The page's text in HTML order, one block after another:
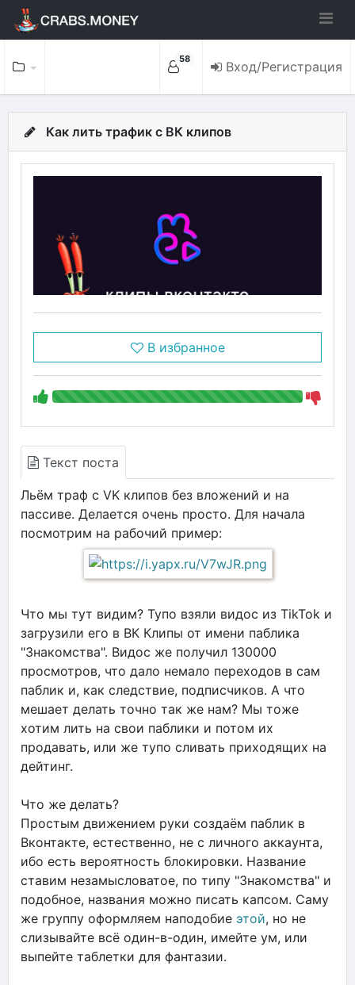
58 Вход/Регистрация
Как лить трафик с ВК клипов
В избранное
Текст поста
Льём траф с VK клипов без вложений и на
пассиве. Делается очень просто. Для начала
посмотрим на рабочий пример:
Что мы тут видим? Тупо взяли видос из TikTok и
загрузили его в ВК Клипы от имени паблика
"Знакомства". Видос же получил 130000
просмотров, что дало немало переходов в сам
паблик и, как следствие, подписчиков. А что
мешает делать точно так же нам? Мы тоже
хотим лить на свои паблики и потом их
продавать, или же тупо сливать приходящих на
дейтинг.
Что же делать?
Простым движением руки создаём паблик в
Вконтакте, естественно, не с личного аккаунта,
ибо есть вероятность блокировки. Название
ставим незамысловатое, по типу "Знакомства" и
подобное, названия можно писать капсом. Саму
же группу оформляем наподобие этой, но не
слизывайте всё один-в-один, имейте ум, или
выпейте таблетки для фантазии.